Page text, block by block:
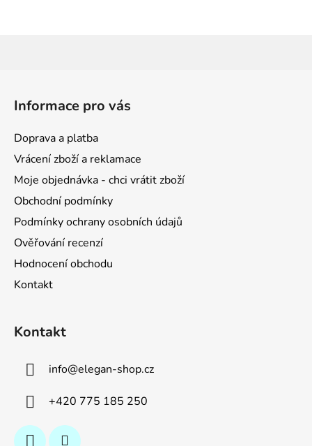
Informace pro vás
Doprava a platba
Vrácení zboží a reklamace
Moje objednávka - chci vrátit zboží
Obchodní podmínky
Podmínky ochrany osobních údajů
Ověřování recenzí
Hodnocení obchodu
Kontakt
Kontakt
info@elegan-shop.cz
+420 775 185 250